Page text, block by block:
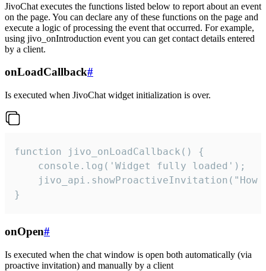
JivoChat executes the functions listed below to report about an event
on the page. You can declare any of these functions on the page and
execute a logic of processing the event that occurred. For example,
using jivo_onIntroduction event you can get contact details entered
by a client.
onLoadCallback#
Is executed when JivoChat widget initialization is over.
function jivo_onLoadCallback() {
    console.log('Widget fully loaded');
jivo_api.showProactiveInvitation("How
}
onOpen#
Is executed when the chat window is open both automatically (via
proactive invitation) and manually by a client